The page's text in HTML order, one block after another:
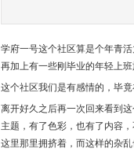
学府一号这个社区算是个年青
再加上有一些刚毕业的年轻上
这个社区我们是有感情的，毕
离开好久之后再一次回来看到
主题，有了色彩，也有了内容
这里那里拥挤着，而这样的杂